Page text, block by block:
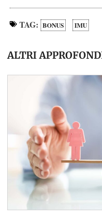
TAG: BONUS IMU
ALTRI